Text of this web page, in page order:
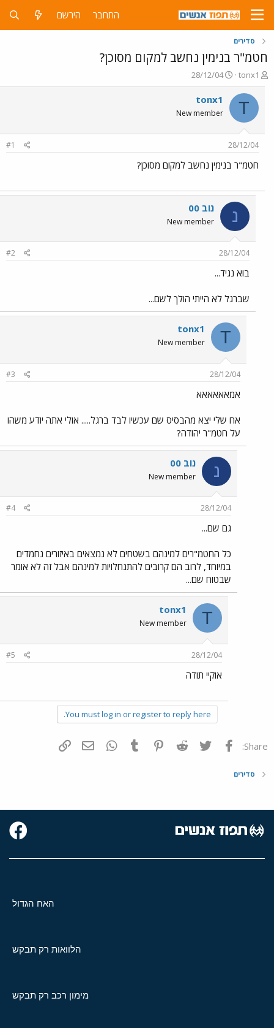
התחבר הירשם
סדירים
חטמ"ר בנימין נחשב למקום מסוכן?
פ
ו
ת
ח
ה
ש
א
tonx1
פ
ו
ר
ם
ר
28/12/04
T
tonx1
New member
28/12/04
#1
חטמ"ר בנימין נחשב למקום מסוכן?
נ נוב 00
New member
28/12/04
#2
בוא נגיד...
שברגל לא הייתי הולך לשם...
T
tonx1
New member
28/12/04
#3
אמאאאאאא
אח שלי יצא מהבסיס שם עכשיו לבד ברגל..... אולי אתה יודע משהו
על חטמ"ר יהודה?
נ נוב 00
New member
28/12/04
#4
גם שם...
כל החטמ"רים למינהם בשטחים לא נמצאים באיזורים נחמדים
במיוחד, לרוב הם קרובים להתנחלויות למינהם אבל זה לא אומר
שבטוח שם...
T
tonx1
New member
28/12/04
#5
אוקיי תודה
You must log in or register to reply here.
Share: פייסבוק Twitter
Reddit
Pinterest
Tumblr
WhatsAppדואר אלקטרוני
סדירים
האח הגדול
הלוואות רק תבקש
מימון רכב רק תבקש